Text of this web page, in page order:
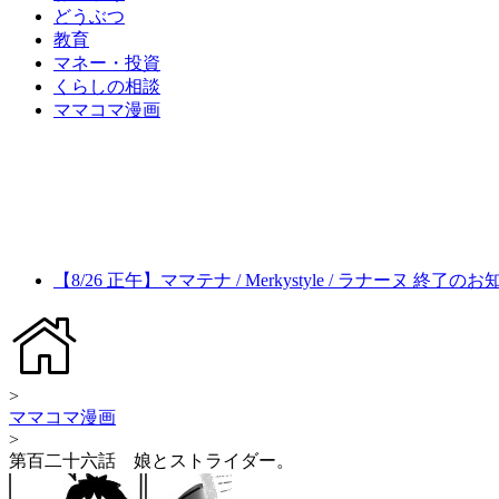
どうぶつ
教育
マネー・投資
くらしの相談
ママコマ漫画
【8/26 正午】ママテナ / Merkystyle / ラナーヌ 終了のお
>
ママコマ漫画
>
第百二十六話 娘とストライダー。